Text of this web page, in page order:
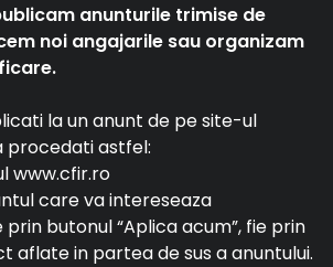
anunturile trimise de
noi angajarile sau organizam
la un anunt de pe site-ul
procedati astfel:
www.cfir.ro
care va intereseaza
prin butonul “Aplica acum”, fie prin
aflate in partea de sus a anuntului.